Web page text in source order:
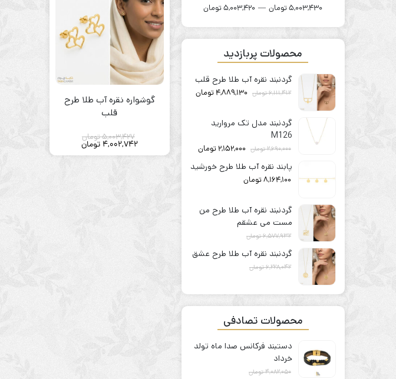
گوشواره نقره آب طلا طرح
قلب
5,003,427تومان
4,002,742 تومان
کمتر
بیشتر
5,003,420 تومان — 5,003,430 تومان
محصولات پربازدید
گردنبند نقره آب طلا طرح قلب
6,111,412تومان 4,889,130 تومان
گردنبند مدل تک مروارید
M126
2,690,000تومان 2,152,000 تومان
پابند نقره آب طلا طرح خورشید
8,164,100تومان
گردنبند نقره آب طلا طرح من
مست می عشقم
6,577,932تومان
5,262,346 تومان
گردنبند نقره آب طلا طرح عشق
6,228,042تومان
محصولات تصادفی
دستبند فرکانس صدا ماه تولد
خرداد
4,082,050تومان